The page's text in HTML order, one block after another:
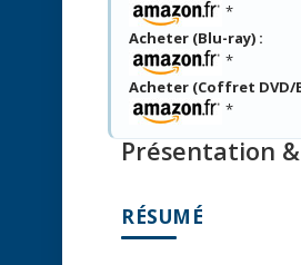
*
Acheter (Blu-ray) :
*
Acheter (Coffret DVD/
*
Présentation
RÉSUMÉ